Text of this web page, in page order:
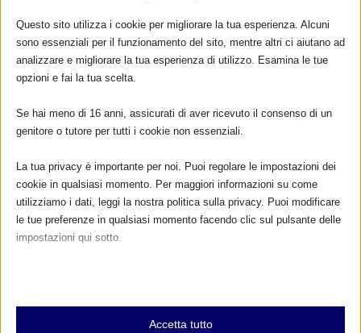
Questo sito utilizza i cookie per migliorare la tua esperienza. Alcuni
sono essenziali per il funzionamento del sito, mentre altri ci aiutano ad
analizzare e migliorare la tua esperienza di utilizzo. Esamina le tue
opzioni e fai la tua scelta.
Se hai meno di 16 anni, assicurati di aver ricevuto il consenso di un
genitore o tutore per tutti i cookie non essenziali.
La tua privacy è importante per noi. Puoi regolare le impostazioni dei
cookie in qualsiasi momento. Per maggiori informazioni su come
utilizziamo i dati, leggi la nostra politica sulla privacy. Puoi modificare
le tue preferenze in qualsiasi momento facendo clic sul pulsante delle
impostazioni qui sotto.
Essenziali
I cookie e i servizi essenziali abilitano le funzioni di base e sono
Accetta tutto